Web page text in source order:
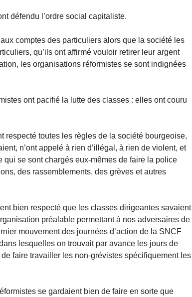
défendu l’ordre social capitaliste.
comptes des particuliers alors que la société les
qu’ils ont affirmé vouloir retirer leur argent
les organisations réformistes se sont indignées
ont pacifié la lutte des classes : elles ont couru
respecté toutes les règles de la société bourgeoise,
n’ont appelé à rien d’illégal, à rien de violent, et
qui se sont chargés eux-mêmes de faire la police
des rassemblements, des grèves et autres
bien respecté que les classes dirigeantes savaient
préalable permettant à nos adversaires de
mouvement des journées d’action de la SNCF
lesquelles on trouvait par avance les jours de
faire travailler les non-grévistes spécifiquement les
se gardaient bien de faire en sorte que